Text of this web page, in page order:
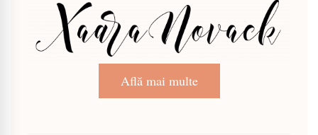
Află mai multe